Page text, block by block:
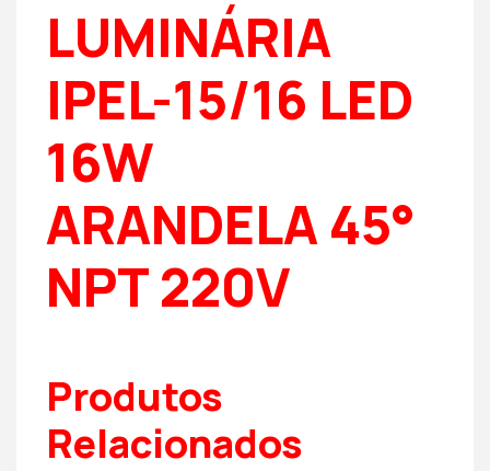
LUMINÁRIA
IPEL-15/16 LED
16W
ARANDELA 45°
NPT 220V
Produtos
Relacionados